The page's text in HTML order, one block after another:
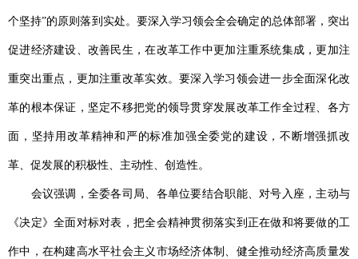
个坚持”的原则落到实处。要深入学习领会全会确定的总体部署，突出
促进经济建设、改善民生，在改革工作中更加注重系统集成，更加注
重突出重点，更加注重改革实效。要深入学习领会进一步全面深化改
革的根本保证，坚定不移把党的领导贯穿发展改革工作全过程、各方
面，坚持用改革精神和严的标准加强全委党的建设，不断增强抓改
革、促发展的积极性、主动性、创造性。
会议强调，全委各司局、各单位要结合职能、对号入座，主动与
《决定》全面对标对表，把全会精神贯彻落实到正在做和将要做的工
作中，在构建高水平社会主义市场经济体制、健全推动经济高质量发